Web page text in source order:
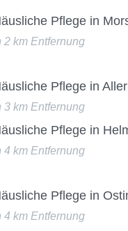
Pflege in
2 km Entfernung
Pflege in
3 km Entfernung
Pflege in
4 km Entfernung
Pflege in
4 km Entfernung